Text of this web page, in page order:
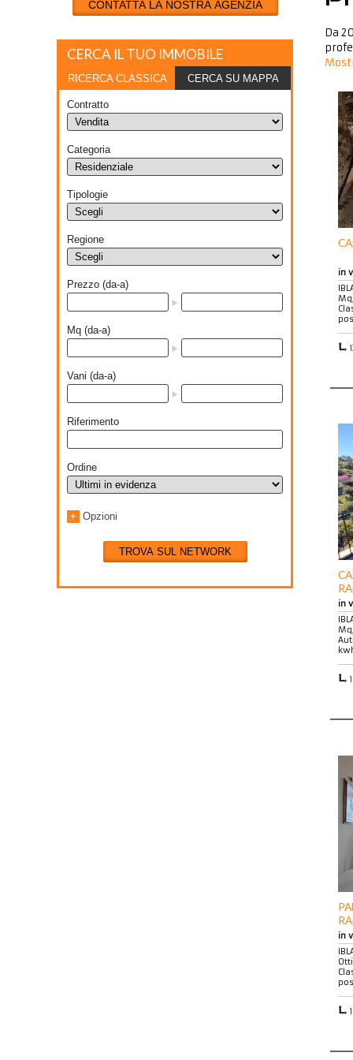
CONTATTA LA NOSTRA AGENZIA
CERCA IL TUO IMMOBILE
RICERCA CLASSICA CERCA SU MAPPA
Contratto
Categoria
Tipologie
Regione
Prezzo (da-a)
Mq (da-a)
Vani (da-a)
Riferimento
Ordine
+ Opzioni
TROVA SUL NETWORK
Da
in
in
in